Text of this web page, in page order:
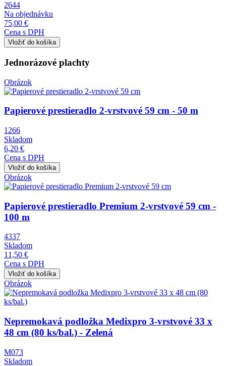
2644
Na objednávku
75,00 €
Cena s DPH
Jednorázové plachty
Obrázok
Papierové prestieradlo 2-vrstvové 59 cm - 50 m
1266
Skladom
6,20 €
Cena s DPH
Obrázok
Papierové prestieradlo Premium 2-vrstvové 59 cm -
100 m
4337
Skladom
11,50 €
Cena s DPH
Obrázok
Nepremokavá podložka Medixpro 3-vrstvové 33 x
48 cm (80 ks/bal.) - Zelená
M073
Skladom